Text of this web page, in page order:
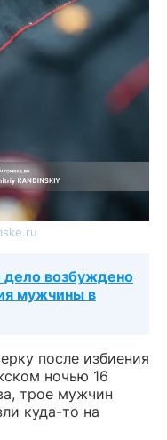
дело возбуждено
мужчины в
после избиения
ночью 16
трое мужчин
куда-то на